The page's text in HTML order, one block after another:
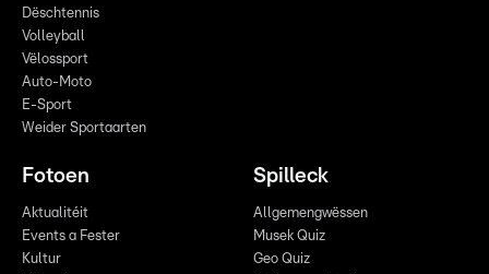
Dëschtennis
Volleyball
Vëlossport
Auto-Moto
E-Sport
Weider Sportaarten
Fotoen
Aktualitéit
Events a Fester
Kultur
Spilleck
Allgemengwëssen
Musek Quiz
Geo Quiz